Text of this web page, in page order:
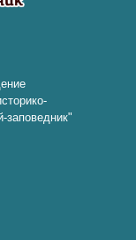
заповедник"